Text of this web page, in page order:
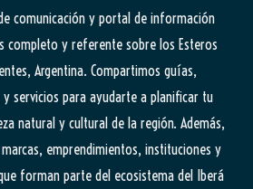
comunicación y portal de información
completo y referente sobre los Esteros
Argentina. Compartimos guías,
servicios para ayudarte a planificar tu
natural y cultural de la región. Además,
emprendimientos, instituciones y
forman parte del ecosistema del Iberá